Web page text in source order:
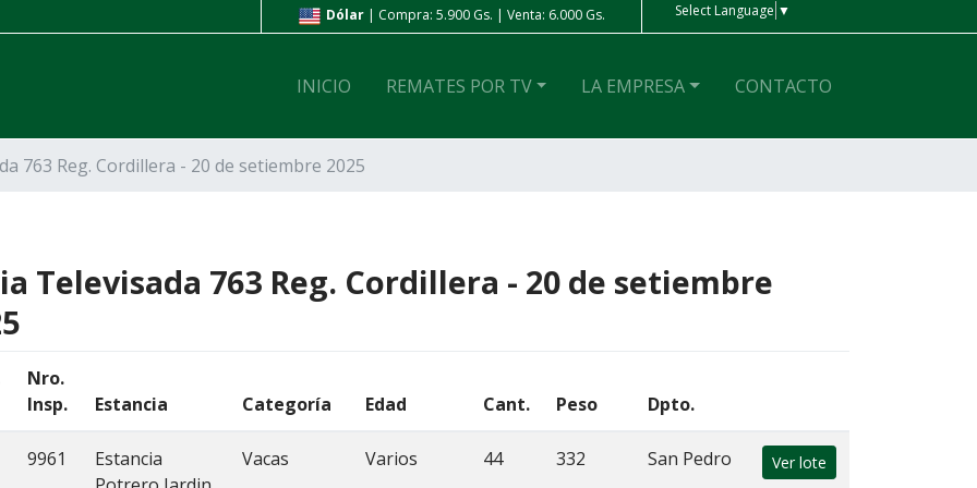
Dólar| Compra: 5.900 Gs. | Venta: 6.000 Gs. Peso Ar | Compra: 4 Gs. | Venta: 4 Gs.
Select Language ▼
INICIO REMATES POR TV LA EMPRESA CONTACTO
763 Reg. Cordillera - 20 de setiembre 2025
Televisada 763 Reg. Cordillera - 20 de setiembre
Nro.
Insp.
Estancia Categoría Edad Cant. Peso Dpto.
9961
Estancia
Vacas Varios 44 332 San Pedro Ver lote